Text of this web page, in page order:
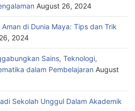
August 26, 2024
di Dunia Maya: Tips dan Trik
2024
Sains, Teknologi,
dalam Pembelajaran August
Sekolah Unggul Dalam Akademik